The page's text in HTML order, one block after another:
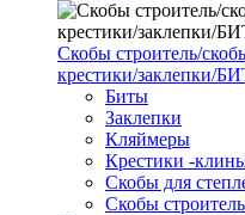
Скобы строитель/
крестики/заклепки/
Биты
Заклепки
Кляймеры
Крестики -
Скобы для
Скобы